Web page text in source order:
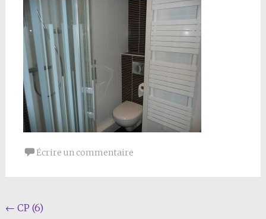
Écrire un commentaire
Navigation
← CP (6)